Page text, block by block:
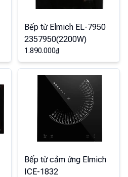
Bếp từ Elmich EL-7950
2357950(2200W)
1.890.000₫
Bếp từ cảm ứng Elmich
ICE-1832